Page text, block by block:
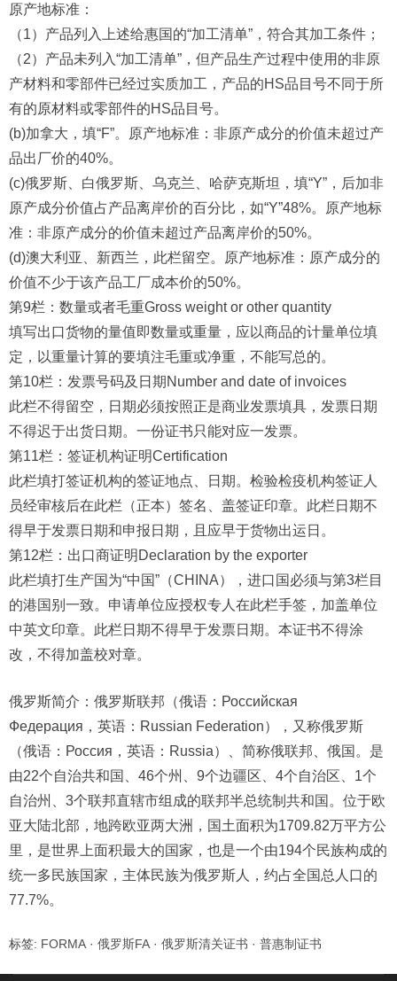
原产地标准：
（1）产品列入上述给惠国的“加工清单”，符合其加工条件；
（2）产品未列入“加工清单”，但产品生产过程中使用的非原
产材料和零部件已经过实质加工，产品的HS品目号不同于所
有的原材料或零部件的HS品目号。
(b)加拿大，填“F”。原产地标准：非原产成分的价值未超过产
品出厂价的40%。
(c)俄罗斯、白俄罗斯、乌克兰、哈萨克斯坦，填“Y”，后加非
原产成分价值占产品离岸价的百分比，如“Y”48%。原产地标
准：非原产成分的价值未超过产品离岸价的50%。
(d)澳大利亚、新西兰，此栏留空。原产地标准：原产成分的
价值不少于该产品工厂成本价的50%。
第9栏：数量或者毛重Gross weight or other quantity
填写出口货物的量值即数量或重量，应以商品的计量单位填
定，以重量计算的要填注毛重或净重，不能写总的。
第10栏：发票号码及日期Number and date of invoices
此栏不得留空，日期必须按照正是商业发票填具，发票日期
不得迟于出货日期。一份证书只能对应一发票。
第11栏：签证机构证明Certification
此栏填打签证机构的签证地点、日期。检验检疫机构签证人
员经审核后在此栏（正本）签名、盖签证印章。此栏日期不
得早于发票日期和申报日期，且应早于货物出运日。
第12栏：出口商证明Declaration by the exporter
此栏填打生产国为“中国”（CHINA），进口国必须与第3栏目
的港国别一致。申请单位应授权专人在此栏手签，加盖单位
中英文印章。此栏日期不得早于发票日期。本证书不得涂
改，不得加盖校对章。
俄罗斯简介：俄罗斯联邦（俄语：Российская
Федерация，英语：Russian Federation），又称俄罗斯
（俄语：Россия，英语：Russia）、简称俄联邦、俄国。是
由22个自治共和国、46个州、9个边疆区、4个自治区、1个
自治州、3个联邦直辖市组成的联邦半总统制共和国。位于欧
亚大陆北部，地跨欧亚两大洲，国土面积为1709.82万平方公
里，是世界上面积最大的国家，也是一个由194个民族构成的
统一多民族国家，主体民族为俄罗斯人，约占全国总人口的
77.7%。
标签: FORMA · 俄罗斯FA · 俄罗斯清关证书 · 普惠制证书